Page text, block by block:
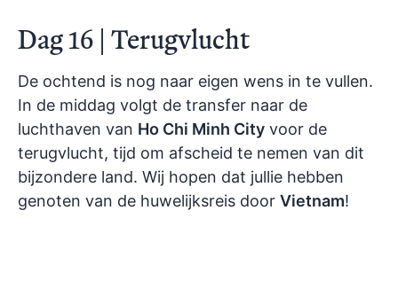
Dag 16 | Terugvlucht
De ochtend is nog naar eigen wens in te vullen.
In de middag volgt de transfer naar de
luchthaven van Ho Chi Minh City voor de
terugvlucht, tijd om afscheid te nemen van dit
bijzondere land. Wij hopen dat jullie hebben
genoten van de huwelijksreis door Vietnam!